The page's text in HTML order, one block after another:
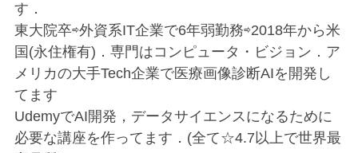
す．
東大院卒⇨外資系IT企業で6年弱勤務⇨2018年から米
国(永住権有)．専門はコンピュータ・ビジョン．ア
メリカの大手Tech企業で医療画像診断AIを開発し
てます
UdemyでAI開発，データサイエンスになるために
必要な講座を作ってます．(全て☆4.7以上で世界最